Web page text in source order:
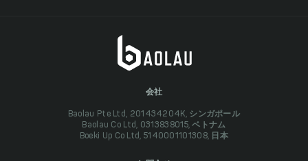
会社
Baolau Pte Ltd, 201434204K, シンガポール
Baolau Co Ltd, 0313838015, ベトナム
Boeki Up Co Ltd, 5140001101308, 日本